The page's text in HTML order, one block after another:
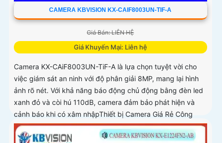
CAMERA KBVISION KX-CAIF8003UN-TIF-A
Giá Bán: LIÊN HỆ
Giá Khuyến Mại: Liên hệ
Camera KX-CAiF8003UN-TiF-A là lựa chọn tuyệt vời cho
việc giám sát an ninh với độ phân giải 8MP, mang lại hình
ảnh rõ nét. Với khả năng báo động chủ động bằng đèn led
xanh đỏ và còi hú 110dB, camera đảm bảo phát hiện và
cảnh báo khi có xâm nhậpThiết bị Camera Giá Rẻ Công
Nghệ POE KX-CAiF8003UN-TiF-A tích hợp chức năng cao
cấp Thu Âm Và Loa rõ ràng để mang lại trải nghiệm hình